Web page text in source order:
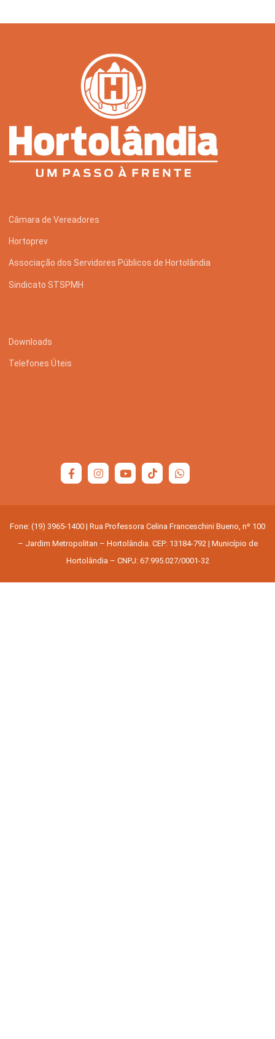
Câmara de Vereadores
Hortoprev
Associação dos Servidores Públicos de Hortolândia
Sindicato STSPMH
Downloads
Telefones Úteis
Fone: (19) 3965-1400 | Rua Professora Celina Franceschini Bueno, nº 100
– Jardim Metropolitan – Hortolândia. CEP: 13184-792 | Município de
Hortolândia – CNPJ: 67.995.027/0001-32